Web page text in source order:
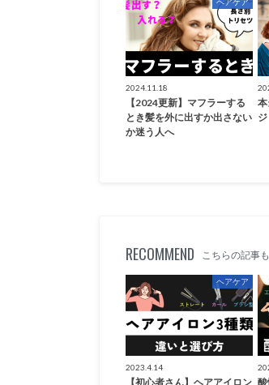
2024.11.18
【2024更新】マフラーする
とき髪を外に出すか出さない
か迷う人へ
ジ
RECOMMEND こちらの記事
ヘアケア
2023.4.14
【初心者さん】ヘアアイロン